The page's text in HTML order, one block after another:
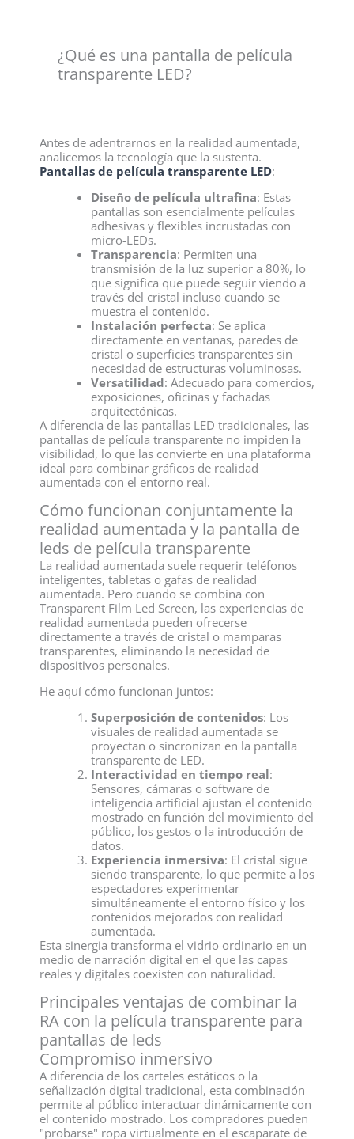
¿Qué es una pantalla de película
transparente LED?
Antes de adentrarnos en la realidad aumentada,
analicemos la tecnología que la sustenta.
Pantallas de película transparente LED:
Diseño de película ultrafina: Estas
pantallas son esencialmente películas
adhesivas y flexibles incrustadas con
micro-LEDs.
Transparencia: Permiten una
transmisión de la luz superior a 80%, lo
que significa que puede seguir viendo a
través del cristal incluso cuando se
muestra el contenido.
Instalación perfecta: Se aplica
directamente en ventanas, paredes de
cristal o superficies transparentes sin
necesidad de estructuras voluminosas.
Versatilidad: Adecuado para comercios,
exposiciones, oficinas y fachadas
arquitectónicas.
A diferencia de las pantallas LED tradicionales, las
pantallas de película transparente no impiden la
visibilidad, lo que las convierte en una plataforma
ideal para combinar gráficos de realidad
aumentada con el entorno real.
Cómo funcionan conjuntamente la
realidad aumentada y la pantalla de
leds de película transparente
La realidad aumentada suele requerir teléfonos
inteligentes, tabletas o gafas de realidad
aumentada. Pero cuando se combina con
Transparent Film Led Screen, las experiencias de
realidad aumentada pueden ofrecerse
directamente a través de cristal o mamparas
transparentes, eliminando la necesidad de
dispositivos personales.
He aquí cómo funcionan juntos:
Superposición de contenidos: Los
visuales de realidad aumentada se
proyectan o sincronizan en la pantalla
transparente de LED.
Interactividad en tiempo real:
Sensores, cámaras o software de
inteligencia artificial ajustan el contenido
mostrado en función del movimiento del
público, los gestos o la introducción de
datos.
Experiencia inmersiva: El cristal sigue
siendo transparente, lo que permite a los
espectadores experimentar
simultáneamente el entorno físico y los
contenidos mejorados con realidad
aumentada.
Esta sinergia transforma el vidrio ordinario en un
medio de narración digital en el que las capas
reales y digitales coexisten con naturalidad.
Principales ventajas de combinar la
RA con la película transparente para
pantallas de leds
Compromiso inmersivo
A diferencia de los carteles estáticos o la
señalización digital tradicional, esta combinación
permite al público interactuar dinámicamente con
el contenido mostrado. Los compradores pueden
"probarse" ropa virtualmente en el escaparate de